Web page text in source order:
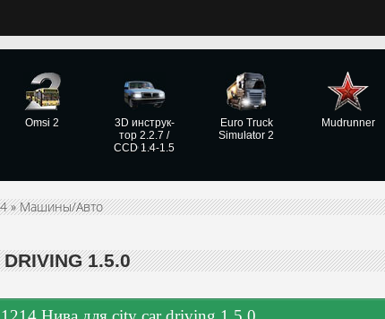
Omsi 2
3D инструк­
тор 2.2.7 /
CCD 1.4-1.5
Euro Truck
Simulator 2
Mudrunner
»Машины/Авто
1.5.0